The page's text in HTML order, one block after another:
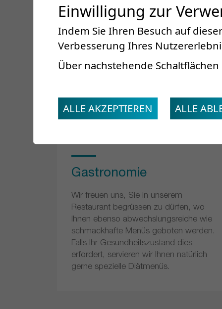
Gastronomie
Wir freuen uns, Sie in unserem
Restaurant begrüssen zu dürfen, wo
Ihnen ebenso abwechslungsreiche wie
schmackhafte Menüs geboten werden.
Falls Ihr Gesundheitszustand dies
erfordert, servieren wir Ihnen natürlich
gerne spezielle Diätmenüs.
Einwilligung zur
Indem Sie Ihren Besuch auf
Verbesserung Ihres
Über nachstehende
ALLE AKZEPTIEREN ALLE